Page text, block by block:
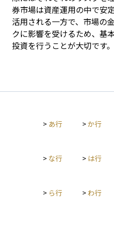
券市場は資産運用の中で安
活用される一方で、市場の
クに影響を受けるため、基
投資を行うことが大切です。
> あ行 >か行
> な行 > は行
> ら行 > わ行